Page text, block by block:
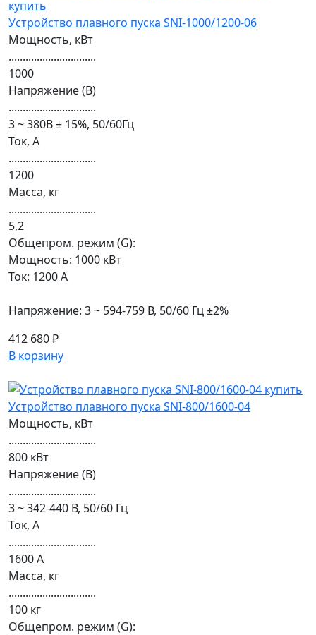
Устройство плавного пуска SNI-1000/1200-06
Мощность, кВт
...............................
1000
Напряжение (В)
...............................
3 ~ 380В ± 15%, 50/60Гц
Ток, А
...............................
1200
Масса, кг
...............................
5,2
Общепром. режим (G):
Мощность: 1000 кВт
Ток: 1200 А
Напряжение: 3 ~ 594-759 В, 50/60 Гц ±2%
412 680 ₽
В корзину
Устройство плавного пуска SNI-800/1600-04
Мощность, кВт
...............................
800 кВт
Напряжение (В)
...............................
3 ~ 342-440 В, 50/60 Гц
Ток, А
...............................
1600 А
Масса, кг
...............................
100 кг
Общепром. режим (G):